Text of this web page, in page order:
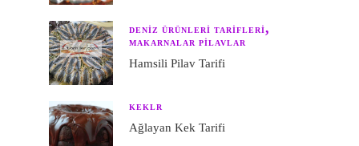
DENIZ ÜRÜNLERI TARIFLERI
MAKARNALAR PILAVLAR
Hamsili Pilav Tarifi
KEKLR
Ağlayan Kek Tarifi